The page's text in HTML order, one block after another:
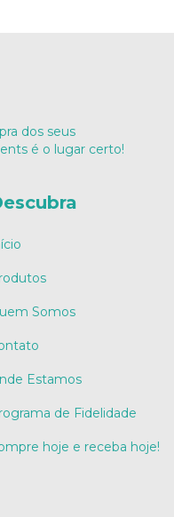
dos seus
é o lugar certo!
Somos
Estamos
de Fidelidade
hoje e receba hoje!